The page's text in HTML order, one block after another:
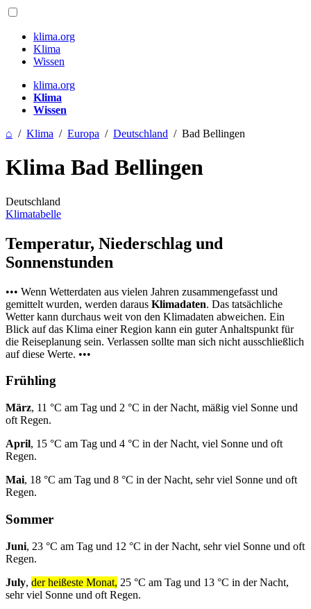
klima.org
Klima
Wissen
klima.org
Klima
Wissen
⌂ / Klima / Europa / Deutschland / Bad Bellingen
Klima Bad Bellingen
Deutschland
Klimatabelle
Temperatur, Niederschlag und
Sonnenstunden
••• Wenn Wetterdaten aus vielen Jahren zusammengefasst und
gemittelt wurden, werden daraus Klimadaten. Das tatsächliche
Wetter kann durchaus weit von den Klimadaten abweichen. Ein
Blick auf das Klima einer Region kann ein guter Anhaltspunkt für
die Reiseplanung sein. Verlassen sollte man sich nicht ausschließlich
auf diese Werte. •••
Frühling
März, 11 °C am Tag und 2 °C in der Nacht, mäßig viel Sonne und
oft Regen.
April, 15 °C am Tag und 4 °C in der Nacht, viel Sonne und oft
Regen.
Mai, 18 °C am Tag und 8 °C in der Nacht, sehr viel Sonne und oft
Regen.
Sommer
Juni, 23 °C am Tag und 12 °C in der Nacht, sehr viel Sonne und oft
Regen.
July, der heißeste Monat, 25 °C am Tag und 13 °C in der Nacht,
sehr viel Sonne und oft Regen.